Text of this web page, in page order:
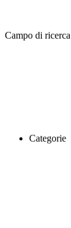
Campo di
Categorie